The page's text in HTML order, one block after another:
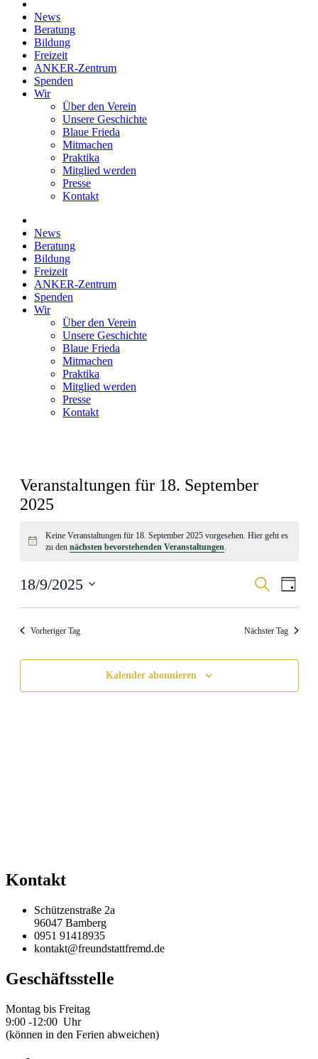
News
Beratung
Bildung
Freizeit
ANKER-Zentrum
Spenden
Wir
Über den Verein
Unsere Geschichte
Blaue Frieda
Mitmachen
Praktika
Mitglied werden
Presse
Kontakt
News
Beratung
Bildung
Freizeit
ANKER-Zentrum
Spenden
Wir
Über den Verein
Unsere Geschichte
Blaue Frieda
Mitmachen
Praktika
Mitglied werden
Presse
Kontakt
Veranstaltungen für 18. September
2025
Hinweis
Keine Veranstaltungen für 18. September 2025 vorgesehen. Hier geht es
zu dennächsten bevorstehenden Veranstaltungen
Suche
Tag
18/9/2025
Vorheriger Tag Nächster Tag
Kalender abonnieren
Kontakt
Schützenstraße 2a
96047 Bamberg
0951 91418935
kontakt@freundstattfremd.de
Geschäftsstelle
Montag bis Freitag
9:00 -12:00 Uhr
(können in den Ferien abweichen)